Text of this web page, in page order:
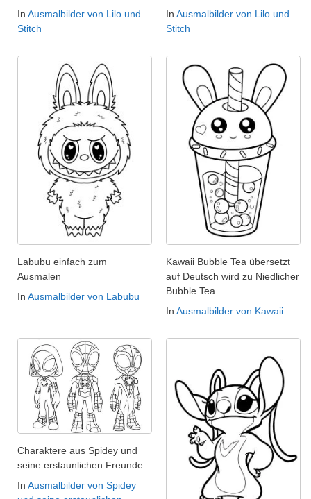
In Ausmalbilder von Lilo und
Stitch
In Ausmalbilder von Lilo und
Stitch
Labubu einfach zum
Ausmalen
In Ausmalbilder von Labubu
Kawaii Bubble Tea übersetzt
auf Deutsch wird zu Niedlicher
Bubble Tea.
In Ausmalbilder von Kawaii
Charaktere aus Spidey und
seine erstaunlichen Freunde
In Ausmalbilder von Spidey